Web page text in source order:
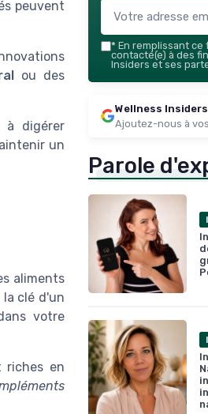
peuvent
ou des
à digérer
un
aliments
clé d'un
votre
riches en
* En remplissant ce
contacté(e) à des
Insiders et ses
Wellness Insiders
Ajoutez-nous à
Parole